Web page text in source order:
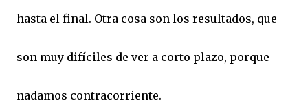
hasta el final. Otra cosa son los resultados, que
son muy difíciles de ver a corto plazo, porque
nadamos contracorriente.